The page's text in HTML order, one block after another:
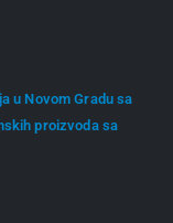
u Novom Gradu sa
proizvoda sa